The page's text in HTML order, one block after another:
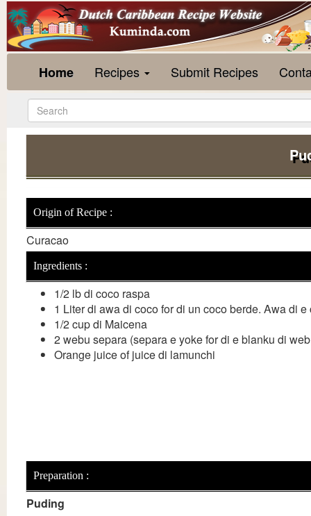
Home Recipes Submit Recipes
Origin of Recipe :
Curacao
Ingredients :
1/2 lb di coco raspa
1 Liter di awa di coco for di un coco berde. Awa di
1/2 cup di Maicena
2 webu separa (separa e yoke for di e blanku di
Orange juice of juice di lamunchi
Preparation :
Puding